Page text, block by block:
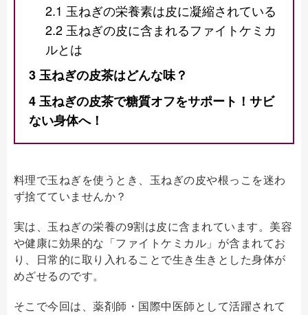
2.1 玉ねぎの栄養素は皮に凝縮されている
2.2 玉ねぎの皮に含まれるファイトケミカ
ルとは
3玉ねぎの皮茶はどんな味？
4玉ねぎの皮茶で糖質オフをサポート！サビ
ない身体へ！
料理で玉ねぎを使うとき、玉ねぎの皮や根っこを迷わ
ず捨てていませんか？
実は、玉ねぎの栄養の9割は皮に含まれています。美容
や健康に効果的な「ファイトケミカル」が含まれてお
り、日常的に取り入れることで生き生きとした身体が
めざせるのです。
そこで今回は、薬剤師・国際中医師として活躍されて